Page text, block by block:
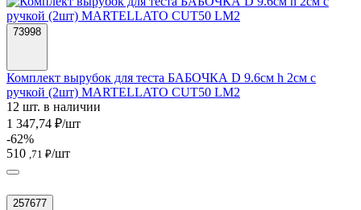
73998
Комплект вырубок для теста БАБОЧКА D 9.6см h 2см с
ручкой (2шт) MARTELLATO CUT50 LM2
12 шт. в наличии
1 347,74 ₽/шт
-62%
510 ,71 ₽/шт
257677